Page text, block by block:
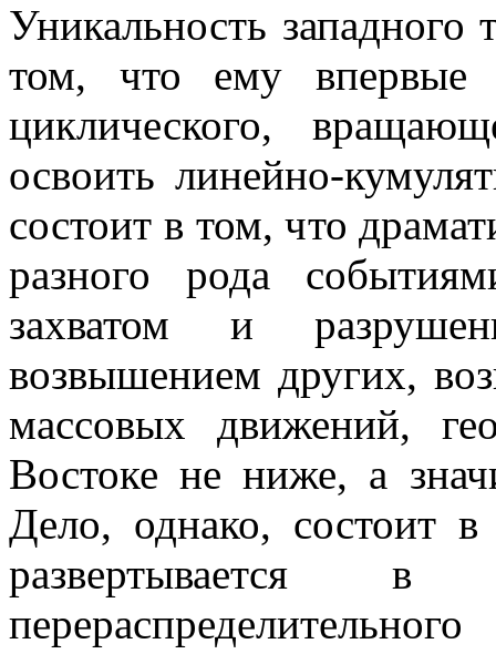
Уникальность западного
том, что ему впервые
циклического,
освоить линейно-
состоит в том, что
разного рода
захватом и
возвышением других,
массовых движений,
Востоке не ниже, а
Дело, однако, состоит
развертывается в